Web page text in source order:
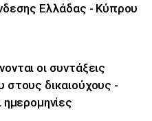
Ελλάδας - Κύπρου
οι συντάξεις
στους δικαιούχους -
ημερομηνίες